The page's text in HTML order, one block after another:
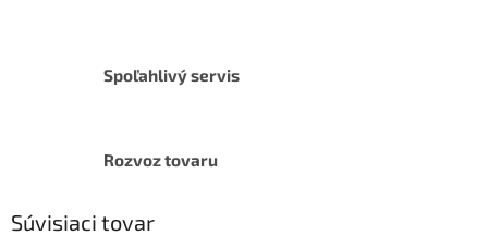
Spoľahlivý servis
Rozvoz tovaru
Súvisiaci tovar